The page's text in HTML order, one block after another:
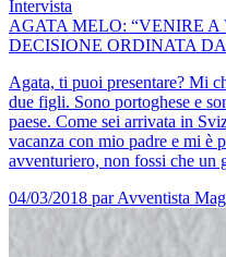
Intervista
AGATA MELO: “VENIRE
DECISIONE ORDINATA
Agata, ti puoi presentare? Mi
due figli. Sono portoghese e
paese. Come sei arrivata in
vacanza con mio padre e mi è
avventuriero, non fossi che un
04/03/2018 par Avventista